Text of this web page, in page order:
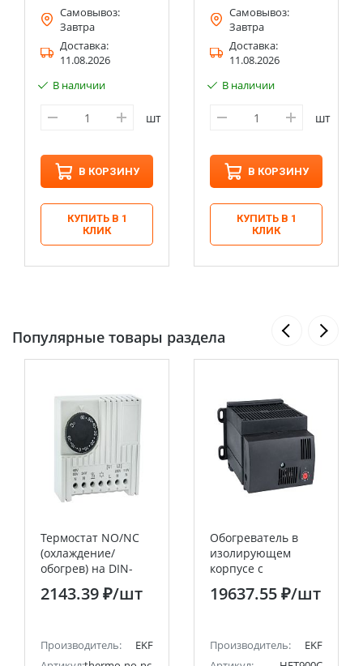
Самовывоз:
Завтра
Доставка:
11.08.2026
В наличии
шт
В КОРЗИНУ
КУПИТЬ В 1
КЛИК
Самовывоз:
Завтра
Доставка:
11.08.2026
В наличии
шт
В КОРЗИНУ
КУПИТЬ В 1
КЛИК
Популярные товары раздела
Термостат NO/NC
(охлаждение/
обогрев) на DIN-
рейку 5-10A 230В
IP20 EKF PROxima
2143.39 ₽/шт
Производитель:
EKF
Обогреватель в
изолирующем
корпусе с
вентилятором и
термостатом 900Вт,
19637.55 ₽/шт
Производитель:
EKF